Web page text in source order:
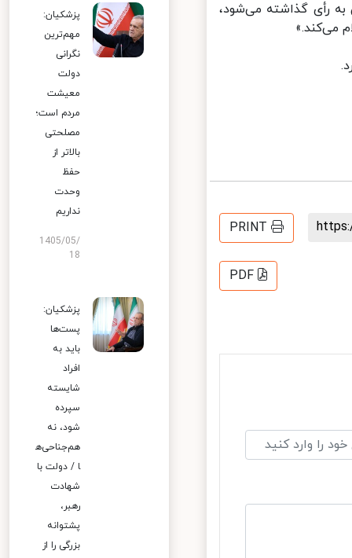
رأی گذاشته می‌شود،
می‌کند.»
PRINT
PDF
پزشکیان:
مهم‌ترین
نگرانی
دولت
معیشت
مردم است؛
مصلحتی
بالاتر از
حفظ
وحدت
نداریم
1405/05/
18
پزشکیان:
پست‌ها
باید به
افراد
شایسته
سپرده
شود، نه
هم‌جناحی‌ه
ا / دولت با
شهادت
رهبر،
پشتوانه
بزرگی را از